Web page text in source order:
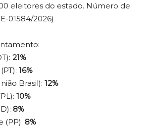
eleitores do estado. Número de
01584/2026)
21%
16%
Brasil): 12%
10%
8%
(PP): 8%